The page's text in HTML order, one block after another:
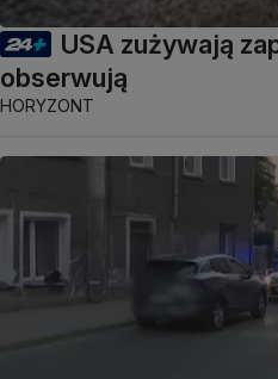
USA zużywają
obserwują
HORYZONT